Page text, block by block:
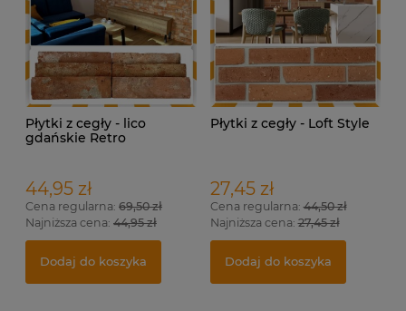
Płytki z cegły - lico
gdańskie Retro
44,95 zł
Cena regularna: 69,50 zł
Najniższa cena: 44,95 zł
Dodaj do koszyka
Płytki z cegły - Loft Style
27,45 zł
Cena regularna:44,50 zł
Najniższa cena:27,45 zł
Dodaj do koszyka